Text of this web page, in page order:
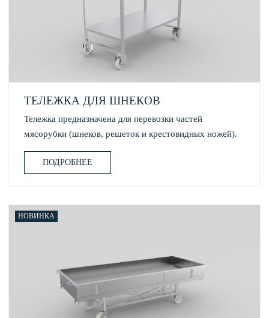
ТЕЛЕЖКА ДЛЯ ШНЕКОВ
Тележка предназначена для перевозки частей
мясорубки (шнеков, решеток и крестовидных ножей).
ПОДРОБНЕЕ
НОВИНКА